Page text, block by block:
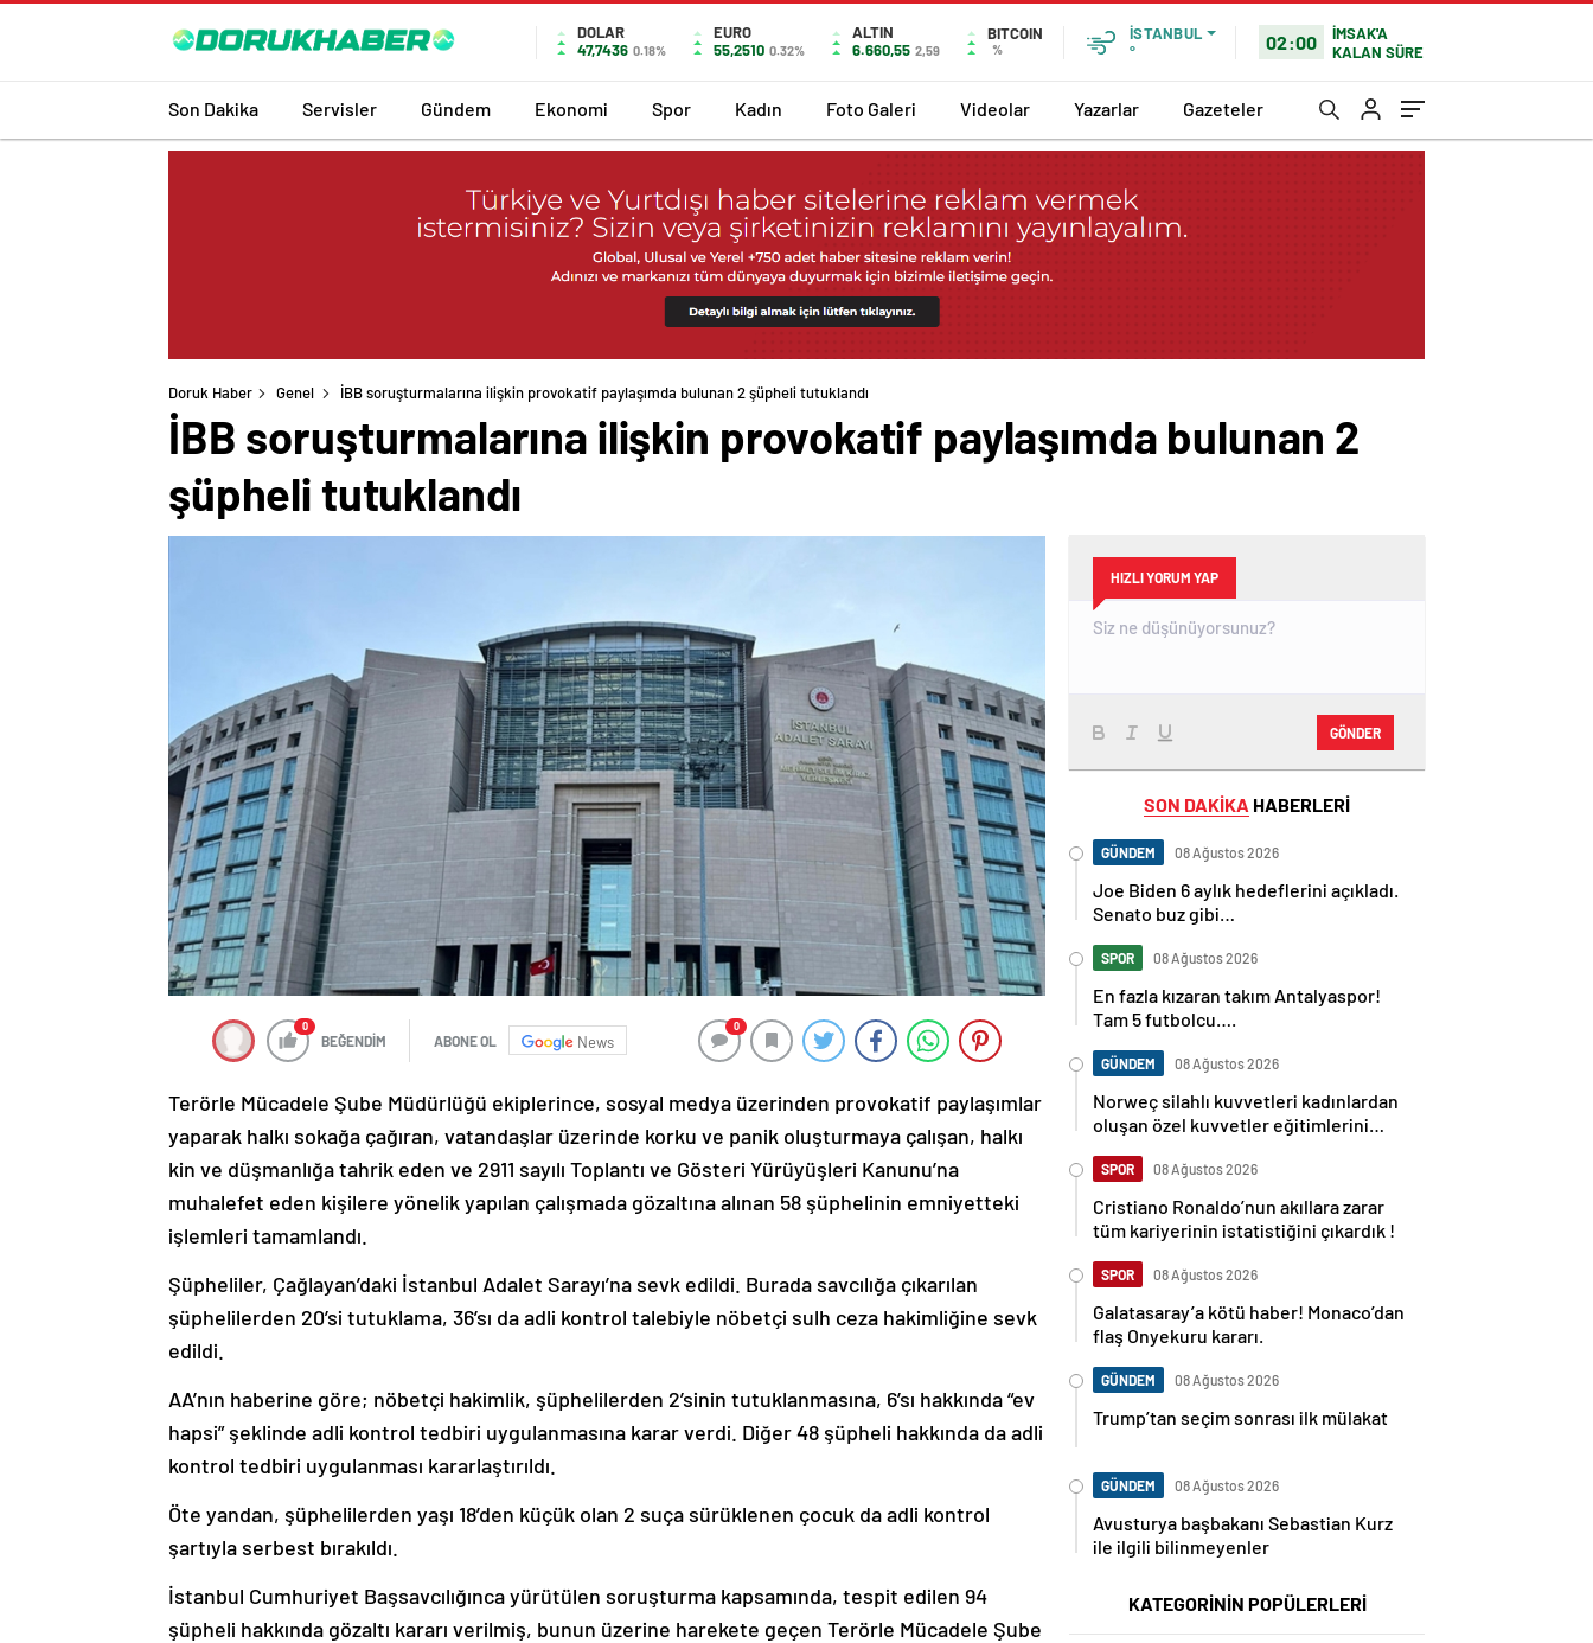
DOLAR
47,7436 0.18%
EURO
55,2510 0.32%
ALTIN
6.660,55 2,59
BITCOIN
%
İSTANBUL
°
02:00
İMSAK'A
KALAN SÜRE
Son Dakika Servisler Gündem Ekonomi Spor Kadın Foto Galeri Videolar Yazarlar Gazeteler
Doruk Haber Genel İBB soruşturmalarına ilişkin provokatif paylaşımda bulunan 2 şüpheli tutuklandı
İBB soruşturmalarına ilişkin provokatif paylaşımda bulunan 2
şüpheli tutuklandı
0
BEĞENDİM ABONE OL News
0
Terörle Mücadele Şube Müdürlüğü ekiplerince, sosyal medya üzerinden provokatif paylaşımlar
yaparak halkı sokağa çağıran, vatandaşlar üzerinde korku ve panik oluşturmaya çalışan, halkı
kin ve düşmanlığa tahrik eden ve 2911 sayılı Toplantı ve Gösteri Yürüyüşleri Kanunu’na
muhalefet eden kişilere yönelik yapılan çalışmada gözaltına alınan 58 şüphelinin emniyetteki
işlemleri tamamlandı.
Şüpheliler, Çağlayan’daki İstanbul Adalet Sarayı’na sevk edildi. Burada savcılığa çıkarılan
şüphelilerden 20’si tutuklama, 36’sı da adli kontrol talebiyle nöbetçi sulh ceza hakimliğine sevk
edildi.
AA’nın haberine göre; nöbetçi hakimlik, şüphelilerden 2’sinin tutuklanmasına, 6’sı hakkında “ev
hapsi” şeklinde adli kontrol tedbiri uygulanmasına karar verdi. Diğer 48 şüpheli hakkında da adli
kontrol tedbiri uygulanması kararlaştırıldı.
Öte yandan, şüphelilerden yaşı 18’den küçük olan 2 suça sürüklenen çocuk da adli kontrol
şartıyla serbest bırakıldı.
İstanbul Cumhuriyet Başsavcılığınca yürütülen soruşturma kapsamında, tespit edilen 94
şüpheli hakkında gözaltı kararı verilmiş, bunun üzerine harekete geçen Terörle Mücadele Şube
HIZLI YORUM YAP
GÖNDER
SON DAKİKA HABERLERİ
GÜNDEM 08 Ağustos 2026
Joe Biden 6 aylık hedeflerini açıkladı.
Senato buz gibi…
SPOR 08 Ağustos 2026
En fazla kızaran takım Antalyaspor!
Tam 5 futbolcu….
GÜNDEM 08 Ağustos 2026
Norweç silahlı kuvvetleri kadınlardan
oluşan özel kuvvetler eğitimlerini
SPOR 08 Ağustos 2026
Cristiano Ronaldo’nun akıllara zarar
tüm kariyerinin istatistiğini çıkardık !
SPOR 08 Ağustos 2026
Galatasaray’a kötü haber! Monaco’dan
flaş Onyekuru kararı.
GÜNDEM 08 Ağustos 2026
Trump’tan seçim sonrası ilk mülakat
GÜNDEM 08 Ağustos 2026
Avusturya başbakanı Sebastian Kurz
ile ilgili bilinmeyenler
KATEGORİNİN POPÜLERLERİ